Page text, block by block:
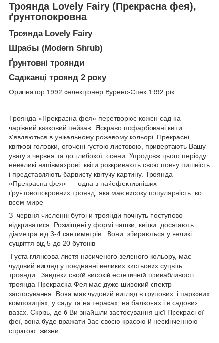
Троянда Lovely Fairy (Прекрасна фея),
ґрунтопокровна
Троянда Lovely Fairy
Шрабы (Modern Shrub)
Ґрунтовні троянди
Саджанці троянд 2 року
Оригінатор 1992 селекціонер Вуренс-Спек 1992 рік.
Троянда «Прекрасна фея» перетворює кожен сад на
чарівний казковий пейзаж. Яскраво пофарбовані квіти
з'являються в унікальному рожевому кольорі. Прекрасні
квіткові головки, оточені густою листовою, привертають Вашу
увагу з червня та до глибокої осени. Упродовж цього періоду
невеликі напівмахрові квіти розкривають свою повну пишність
і представляють барвисту квітучу картину. Троянда
«Прекрасна фея» — одна з найефективніших
ґрунтовопокровних троянд, яка має високу популярність во
всем мире.
З червня численні бутони троянди почнуть поступово
відкриватися. Розміщені у формі чашки, квітки досягають
діаметра від 3-4 сантиметрів. Вони збираються у великі
суцвіття від 5 до 20 бутонів
Густа глянсова листя насиченого зеленого кольору, має
чудовий вигляд у поєднанні великих кистьових суцвіть
троянди. Завдяки своїй високій естетичній привабливості
троянда Прекрасна Фея має дуже широкий спектр
застосування. Вона має чудовий вигляд в групових і паркових
композиціях, у саду та на терасах, на балконах і в садових
вазах. Скрізь, де б Ви знайшли застосування цієї Прекрасної
феї, вона буде вражати Вас своєю красою й нескінченною
спрагою жизни.